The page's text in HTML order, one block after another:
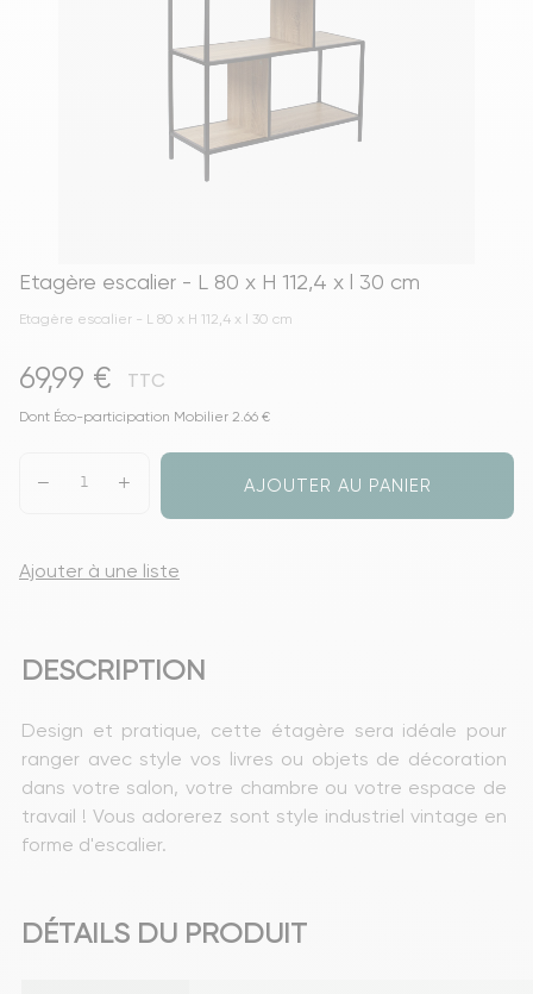
Etagère escalier - L 80 x H 112,4 x l 30 cm
Etagère escalier - L 80 x H 112,4 x l 30 cm
69,99 € TTC
Dont Éco-participation Mobilier 2.66 €
AJOUTER AU PANIER
Ajouter à une liste
DESCRIPTION
Design et pratique, cette étagère sera idéale pour
ranger avec style vos livres ou objets de décoration
dans votre salon, votre chambre ou votre espace de
travail ! Vous adorerez sont style industriel vintage en
forme d'escalier.
DÉTAILS DU PRODUIT